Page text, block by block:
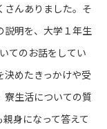
さんありました。そ
説明を、大学１年生
てのお話をしてい
めたきっかけや受
寮生活についての質
身になって答えて